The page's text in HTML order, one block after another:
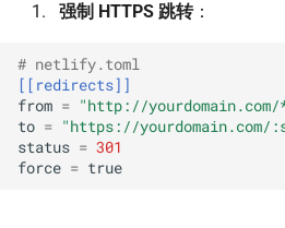
强制 HTTPS 跳转：
# netlify.toml
[[redirects]]
from = "http://yourdomain.com/
to = "https://yourdomain.com/
status = 301
force = true